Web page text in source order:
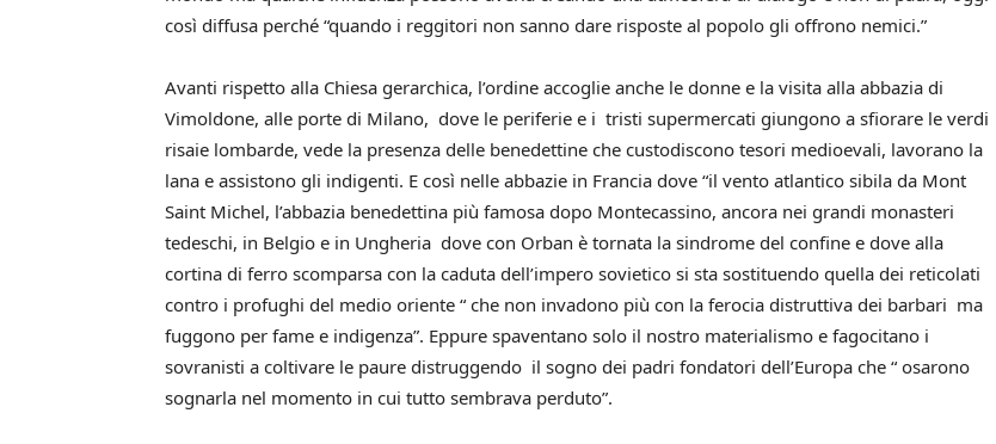
così diffusa perché “quando i reggitori non sanno dare risposte al popolo gli offrono nemici.”
Avanti rispetto alla Chiesa gerarchica, l’ordine accoglie anche le donne e la visita alla abbazia di
Vimoldone, alle porte di Milano, dove le periferie e i tristi supermercati giungono a sfiorare le verdi
risaie lombarde, vede la presenza delle benedettine che custodiscono tesori medioevali, lavorano la
lana e assistono gli indigenti. E così nelle abbazie in Francia dove “il vento atlantico sibila da Mont
Saint Michel, l’abbazia benedettina più famosa dopo Montecassino, ancora nei grandi monasteri
tedeschi, in Belgio e in Ungheria dove con Orban è tornata la sindrome del confine e dove alla
cortina di ferro scomparsa con la caduta dell’impero sovietico si sta sostituendo quella dei reticolati
contro i profughi del medio oriente “ che non invadono più con la ferocia distruttiva dei barbari ma
fuggono per fame e indigenza”. Eppure spaventano solo il nostro materialismo e fagocitano i
sovranisti a coltivare le paure distruggendo il sogno dei padri fondatori dell’Europa che “ osarono
sognarla nel momento in cui tutto sembrava perduto”.